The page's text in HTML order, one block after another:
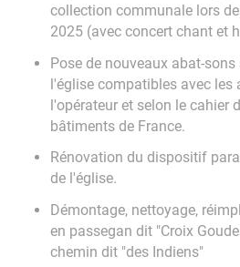
collection communale lors
2025 (avec concert chant et
Pose de nouveaux abat-
l'église compatibles avec les
l'opérateur et selon le cahier
bâtiments de France.
Rénovation du dispositif
de l'église.
Démontage, nettoyage,
en passegan dit "Croix
chemin dit "des Indiens"